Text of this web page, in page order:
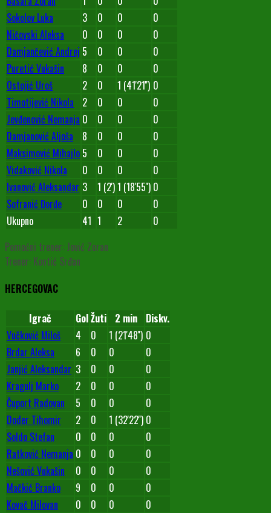
Sokolov Luka
3 0 0
0
Ničovski Aleksa
0 0 0
0
Damjančević Andrej 5 0 0
0
Puretić Vukašin
8 0 0
0
Ostojić Uroš
2 0 1 (41'21'') 0
Timotijević Nikola
2 0 0
0
Jevđenović Nemanja 0 0 0
0
Damjanović Aljoša
8 0 0
0
Maksimović Mihajlo 5 0 0
0
Vidaković Nikola
0 0 0
0
Ivanović Aleksandar 3 1 (2')1 (18'55'') 0
Sofranić Đorđe
0 0 0
0
Ukupno
41 1 2
0
Pomoćni trener: Jović Zoran
Trener: Kontić Srđan
HERCEGOVAC
Igrač GolŽuti 2 min
Diskv.
Vučković Miloš
4 0 1 (21'48'') 0
Brdar Aleksa
6 0 0
0
Janjić Aleksandar 3 0 0
0
Kragulj Marko
2 0 0
0
Čuport Radovan
5 0 0
0
Doder Tihomir
2 0 1 (32'22'') 0
Soldo Stefan
0 0 0
0
Ratković Nemanja 0 0 0
0
Nešović Vukašin
0 0 0
0
Mačkić Branko
9 0 0
0
Kovač Milovan
0 0 0
0